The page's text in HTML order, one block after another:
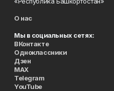
О нас
Мы в социальных сетях:
ВКонтакте
Одноклассники
Дзен
MAX
Telegram
YouTube